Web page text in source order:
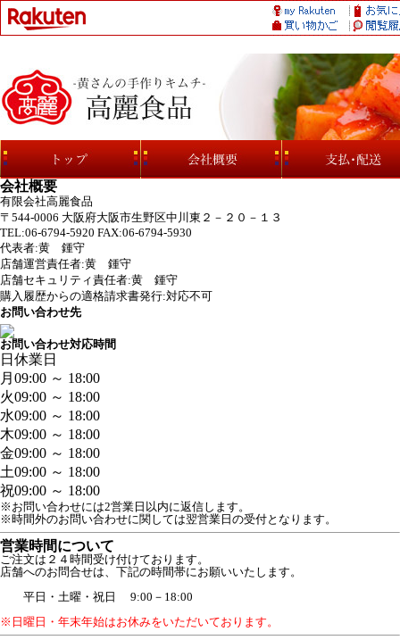
会社概要
有限会社高麗食品
〒544-0006 大阪府大阪市生野区中川東２－２０－１３
TEL:06-6794-5920 FAX:06-6794-5930
代表者:黄 鍾守
店舗運営責任者:黄 鍾守
店舗セキュリティ責任者:黄 鍾守
購入履歴からの適格請求書発行:対応不可
お問い合わせ先
お問い合わせ対応時間
日 休業日
月 09:00 ～ 18:00
火09:00 ～ 18:00
水09:00 ～ 18:00
木09:00 ～ 18:00
金09:00 ～ 18:00
土09:00 ～ 18:00
祝09:00 ～ 18:00
※お問い合わせには2営業日以内に返信します。
※時間外のお問い合わせに関しては翌営業日の受付となります。
営業時間について
ご注文は２４時間受け付けております。
店舗へのお問合せは、下記の時間帯にお願いいたします。
平日・土曜・祝日 9:00－18:00
※日曜日・年末年始はお休みをいただいております。